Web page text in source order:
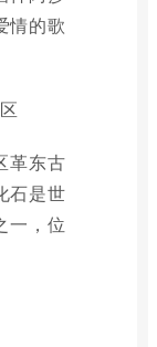
情的歌
革东古
石是世
一，位